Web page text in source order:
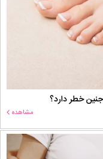
خطر دارد؟
مشاهده